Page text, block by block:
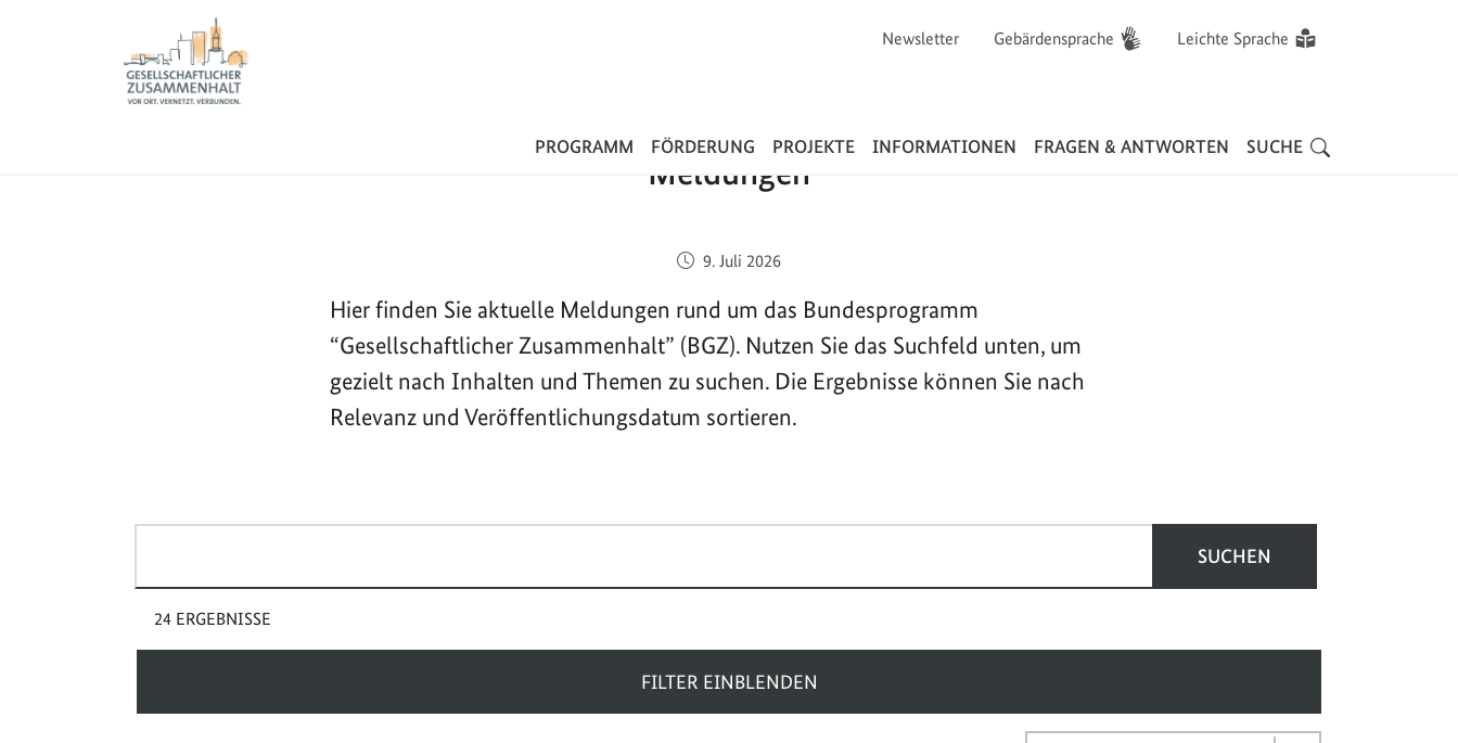
Newsletter Gebärdensprache Leichte Sprache
PROGRAMM FÖRDERUNG PROJEKTE INFORMATIONEN FRAGEN & ANTWORTEN SUCHE
Sie sind hier:
Meldungen
Veröffentlicht am:
9. Juli 2026
Hier finden Sie aktuelle Meldungen rund um das Bundesprogramm
“Gesellschaftlicher Zusammenhalt” (BGZ). Nutzen Sie das Suchfeld unten, um
gezielt nach Inhalten und Themen zu suchen. Die Ergebnisse können Sie nach
Relevanz und Veröffentlichungsdatum sortieren.
SUCHEN
24 ERGEBNISSE
FILTER EINBLENDEN